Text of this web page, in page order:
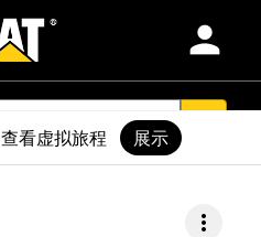
person
more_vert
查看虚拟旅程 展示